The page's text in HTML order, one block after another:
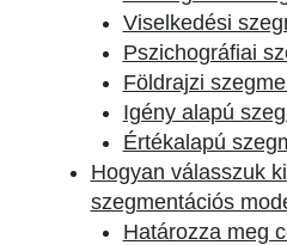
Viselkedési
Pszichográfiai
Földrajzi
Igény alapú
Értékalapú
Hogyan válasszuk
szegmentációs
Határozza meg